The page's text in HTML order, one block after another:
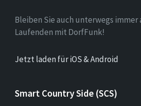
Bleiben Sie auch unterwegs immer
Laufenden mit DorfFunk!
Jetzt laden für iOS & Android
Smart Country Side (SCS)